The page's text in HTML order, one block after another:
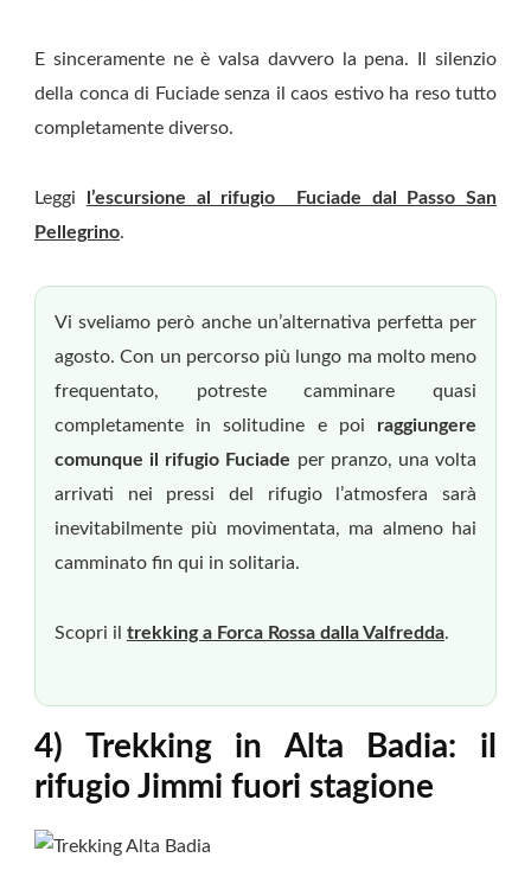
E sinceramente ne è valsa davvero la pena. Il silenzio
della conca di Fuciade senza il caos estivo ha reso tutto
completamente diverso.
Leggi
l’escursione al rifugio Fuciade dal Passo San
Pellegrino.
Vi sveliamo però anche un’alternativa perfetta per
agosto. Con un percorso più lungo ma molto meno
frequentato, potreste camminare quasi
completamente in solitudine e poi raggiungere
comunque il rifugio Fuciade per pranzo, una volta
arrivati nei pressi del rifugio l’atmosfera sarà
inevitabilmente più movimentata, ma almeno hai
camminato fin qui in solitaria.
Scopri il trekking a Forca Rossa dalla Valfredda.
4) Trekking in Alta Badia: il
rifugio Jimmi fuori stagione